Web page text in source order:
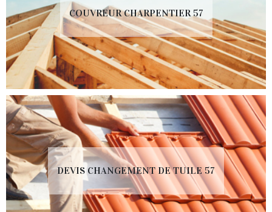
COUVREUR CHARPENTIER 57
DEVIS CHANGEMENT DE TUILE 57